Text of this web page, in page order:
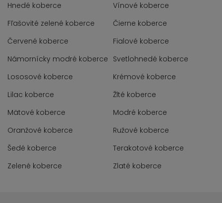
Hnedé koberce
Vínové koberce
Fľašovité zelené koberce
Čierne koberce
Červené koberce
Fialové koberce
Námornícky modré koberce Svetlohnedé koberce
Lososové koberce
Krémové koberce
Lilac koberce
Žlté koberce
Mätové koberce
Modré koberce
Oranžové koberce
Ružové koberce
Šedé koberce
Terakotové koberce
Zelené koberce
Zlaté koberce